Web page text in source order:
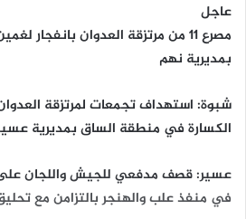
عاجل
مصرع 11 من مرتزقة العدوان
بمديرية نهم
شبوة: استهداف تجمعات لمرتزقة
الكسارة في منطقة الساق بمديرية
عسير: قصف مدفعي للجيش واللجان
في منفذ علب والهنجر بالتزامن مع